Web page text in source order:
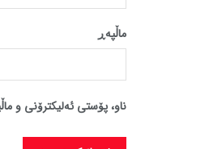
ماڵپه‌ڕ
ناو، پۆستی ئەلیکترۆنی و